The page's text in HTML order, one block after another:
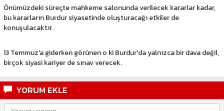
Önümüzdeki süreçte mahkeme salonunda verilecek kararlar kadar,
bu kararların Burdur siyasetinde oluşturacağı etkiler de
konuşulacaktır.
13 Temmuz'a giderken görünen o ki Burdur'da yalnızca bir dava değil,
birçok siyasi kariyer de sınav verecek.
YORUM EKLE